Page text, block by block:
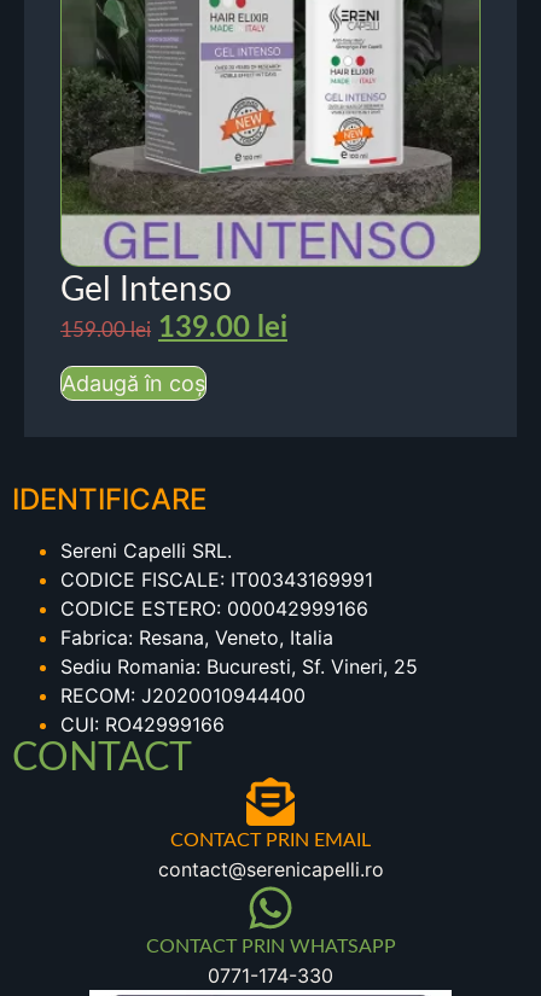
Gel Intenso
159.00lei 139.00 lei
Adaugă în coș
IDENTIFICARE
Sereni Capelli SRL.
CODICE FISCALE: IT00343169991
CODICE ESTERO: 000042999166
Fabrica: Resana, Veneto, Italia
Sediu Romania: Bucuresti, Sf. Vineri, 25
RECOM: J2020010944400
CUI: RO42999166
CONTACT
CONTACT PRIN EMAIL
contact@serenicapelli.ro
CONTACT PRIN WHATSAPP
0771-174-330